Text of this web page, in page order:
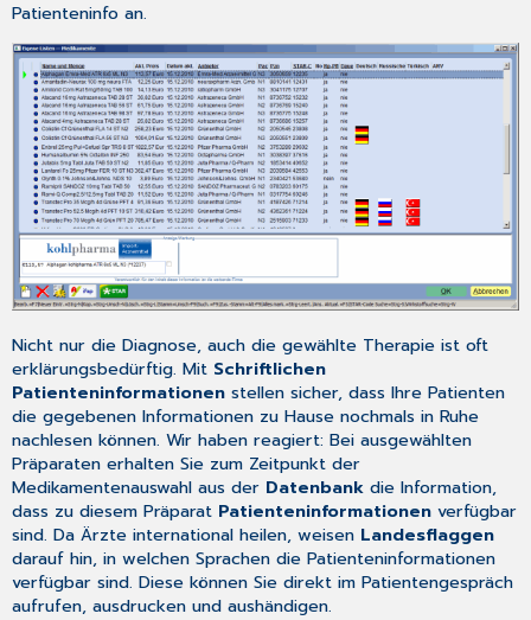
Patienteninfo an.
Nicht nur die Diagnose, auch die gewählte Therapie ist oft
erklärungsbedürftig. Mit Schriftlichen
Patienteninformationen stellen sicher, dass Ihre Patienten
die gegebenen Informationen zu Hause nochmals in Ruhe
nachlesen können. Wir haben reagiert: Bei ausgewählten
Präparaten erhalten Sie zum Zeitpunkt der
Medikamentenauswahl aus der Datenbank die Information,
dass zu diesem Präparat Patienteninformationen verfügbar
sind. Da Ärzte international heilen, weisen Landesflaggen
darauf hin, in welchen Sprachen die Patienteninformationen
verfügbar sind. Diese können Sie direkt im Patientengespräch
aufrufen, ausdrucken und aushändigen.